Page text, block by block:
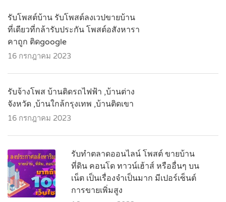
รับโพสต์บ้าน รับโพสต์ลงเวปขายบ้าน
ที่เดียวที่กล้ารับประกัน โพสต์อสังหารา
คาถูก ติดgoogle
16 กรกฎาคม 2023
รับจ้างโพส บ้านติดรถไฟฟ้า ,บ้านต่าง
จังหวัด ,บ้านใกล้กรุงเทพ ,บ้านติดเขา
16 กรกฎาคม 2023
รับทำตลาดออนไลน์ โพสต์ ขายบ้าน
ที่ดิน คอนโด ทาวน์เฮ้าส์ หรืออื่นๆ บน
เน็ต เป็นเรื่องจำเป็นมาก มีเปอร์เซ็นต์
การขายเพิ่มสูง